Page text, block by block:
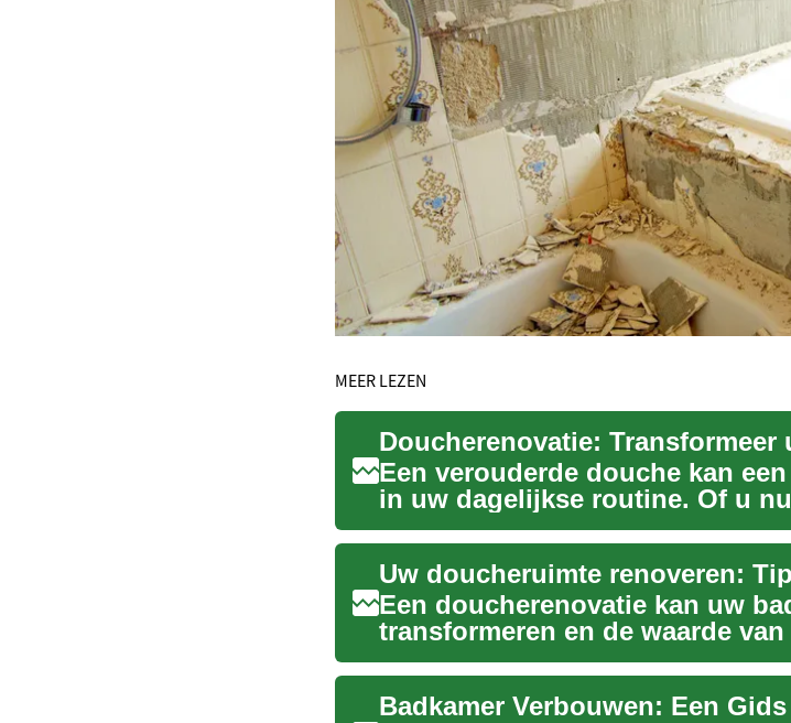
MEER LEZEN
Een verouderde douche kan
in uw dagelijkse routine. Of u
ruimt...
Een doucherenovatie kan uw
transformeren en de waarde
nu op zoek bent na...